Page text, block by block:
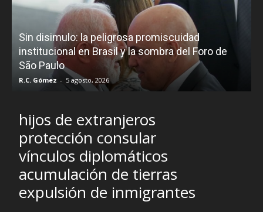
Sin disimulo: la peligrosa promiscuidad
institucional en Brasil y la sombra del Foro de
São Paulo
R.C. Gómez - 5 agosto, 2026
hijos de extranjeros
protección consular
vínculos diplomáticos
acumulación de tierras
expulsión de inmigrantes